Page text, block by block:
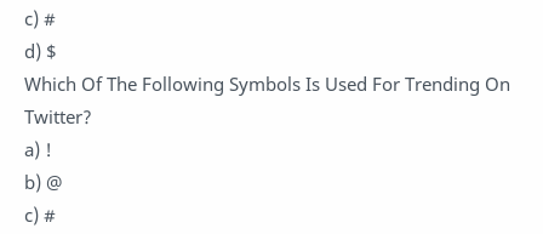
c) #
d) $
Which Of The Following Symbols Is Used For Trending On
Twitter?
a) !
b) @
c) #